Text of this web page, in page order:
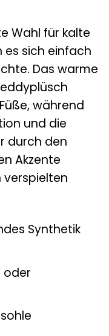
Wahl für kalte
sich einfach
Das warme
während
und die
durch den
Akzente
verspielten
Synthetik
oder